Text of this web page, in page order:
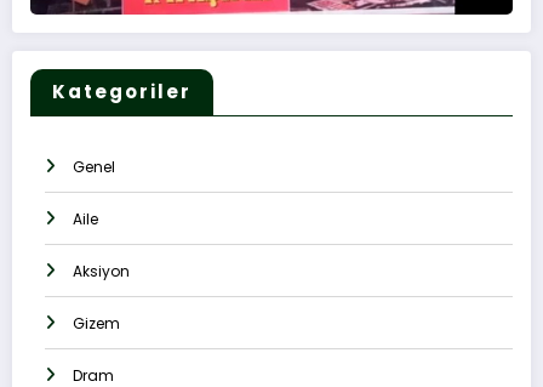
Kategoriler
Genel
Aile
Aksiyon
Gizem
Dram